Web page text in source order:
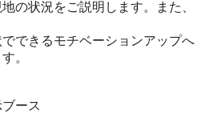
の状況をご説明します。また、
できるモチベーションアップへ
。
ース